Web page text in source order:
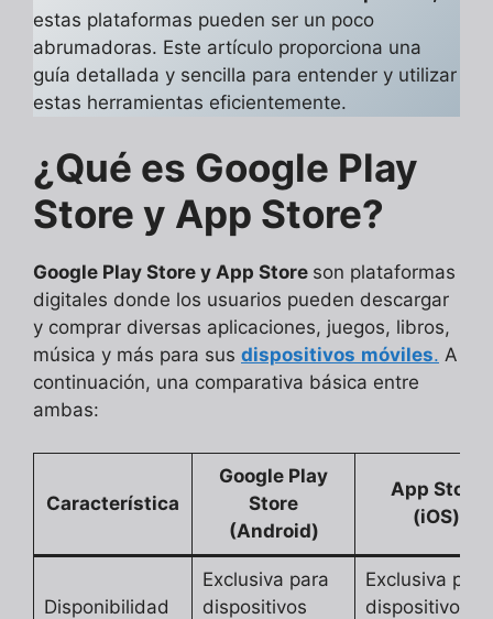
estas plataformas pueden ser un poco
abrumadoras. Este artículo proporciona una
guía detallada y sencilla para entender y utilizar
estas herramientas eficientemente.
¿Qué es Google Play
Store y App Store?
Google Play Store y App Store son plataformas
digitales donde los usuarios pueden descargar
y comprar diversas aplicaciones, juegos, libros,
música y más para sus dispositivos móviles. A
continuación, una comparativa básica entre
ambas:
Característica
Google Play
Store
(Android)
App Store
(iOS)
Disponibilidad
Exclusiva para
dispositivos
Exclusiva para
dispositivos